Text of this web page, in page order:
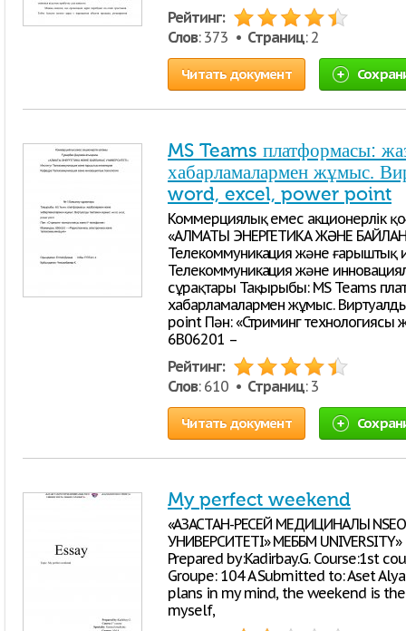
Рейтинг:
Слов: 373 • Страниц: 2
Читать документ
MS Teams платформасы:
хабарламалармен жұмыс.
word, excel, power point
Коммерциялық емес акционерлік
«АЛМАТЫ ЭНЕРГЕТИКА ЖӘНЕ
Телекоммуникация және ғарыштық
Телекоммуникация және
сұрақтары Тақырыбы: MS Teams
хабарламалармен жұмыс.
point Пән: «Стриминг
6В06201 –
Рейтинг:
Слов: 610 • Страниц: 3
Читать документ
My perfect weekend
«ҚАЗАҚСТАН-РЕСЕЙ МЕДИЦИНАЛЫҚ NSEO
УНИВЕРСИТЕТІ» МЕББМ
Prepared by:Kadirbay.G. Course:1st
Groupe: 104 A Submitted to: Aset
plans in my mind, the weekend is
myself,